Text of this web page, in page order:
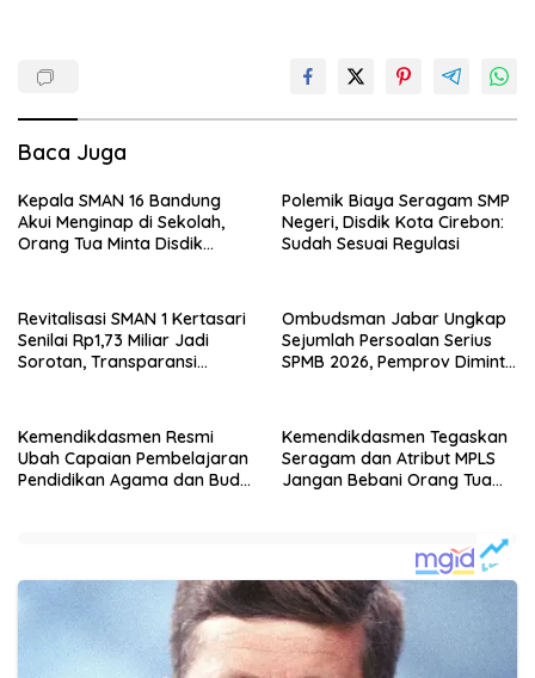
Baca Juga
Kepala SMAN 16 Bandung
Akui Menginap di Sekolah,
Orang Tua Minta Disdik
Polemik Biaya Seragam SMP
Negeri, Disdik Kota Cirebon:
Sudah Sesuai Regulasi
Revitalisasi SMAN 1 Kertasari
Senilai Rp1,73 Miliar Jadi
Sorotan, Transparansi
Ombudsman Jabar Ungkap
Sejumlah Persoalan Serius
SPMB 2026, Pemprov Diminta
Kemendikdasmen Resmi
Ubah Capaian Pembelajaran
Pendidikan Agama dan Budi
Kemendikdasmen Tegaskan
Seragam dan Atribut MPLS
Jangan Bebani Orang Tua